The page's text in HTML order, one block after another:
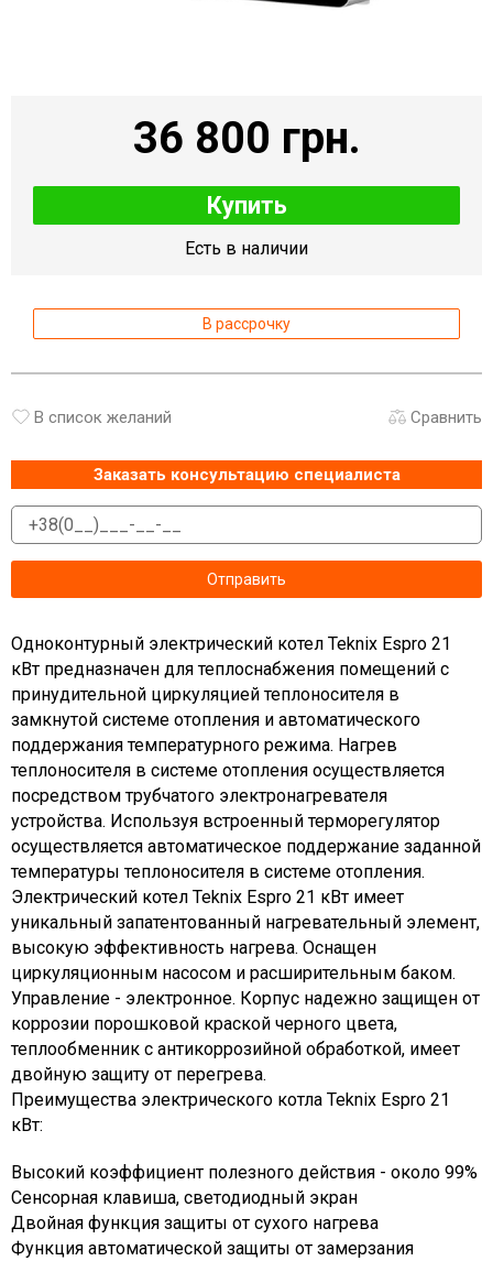
36 800 грн.
Купить
Есть в наличии
В рассрочку
В список желаний Сравнить
Заказать консультацию специалиста
Одноконтурный электрический котел Teknix Espro 21
кВт предназначен для теплоснабжения помещений с
принудительной циркуляцией теплоносителя в
замкнутой системе отопления и автоматического
поддержания температурного режима. Нагрев
теплоносителя в системе отопления осуществляется
посредством трубчатого электронагревателя
устройства. Используя встроенный терморегулятор
осуществляется автоматическое поддержание заданной
температуры теплоносителя в системе отопления.
Электрический котел Teknix Espro 21 кВт имеет
уникальный запатентованный нагревательный элемент,
высокую эффективность нагрева. Оснащен
циркуляционным насосом и расширительным баком.
Управление - электронное. Корпус надежно защищен от
коррозии порошковой краской черного цвета,
теплообменник с антикоррозийной обработкой, имеет
двойную защиту от перегрева.
Преимущества электрического котла Teknix Espro 21
кВт:
Высокий коэффициент полезного действия - около 99%
Сенсорная клавиша, светодиодный экран
Двойная функция защиты от сухого нагрева
Функция автоматической защиты от замерзания